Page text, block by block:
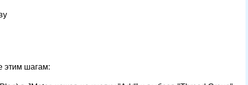
этим шагам: